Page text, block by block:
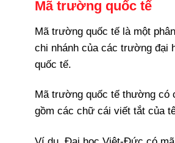
Mã trường quốc tế
Mã trường quốc tế là một
chi nhánh của các trường đại
quốc tế.
Mã trường quốc tế thường có
gồm các chữ cái viết tắt của